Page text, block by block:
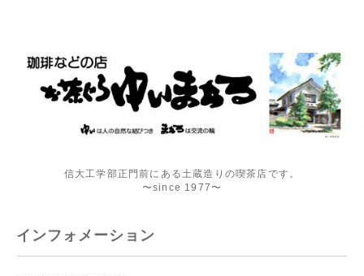
信大工学部正門前にある土蔵造りの喫茶店です。
〜since 1977〜
インフォメーション